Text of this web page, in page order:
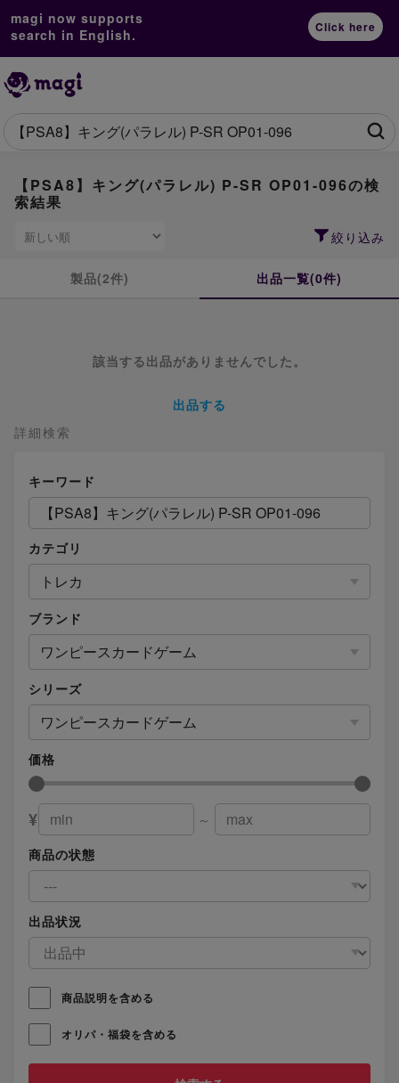
magi now supports
search in English.
Click here
詳細検索
キーワード
カテゴリ
トレカ
ブランド
ワンピースカードゲーム
シリーズ
ワンピースカードゲーム
価格
¥
～
商品の状態
出品状況
商品説明を含める
オリパ・福袋を含める
【PSA8】キング(パラレル) P-SR OP01-096の検
索結果
絞り込み
製品(2件) 出品一覧(0件)
該当する出品がありませんでした。
出品する